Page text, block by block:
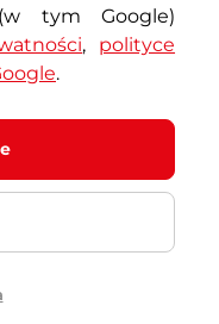
tym Google)
, polityce
.